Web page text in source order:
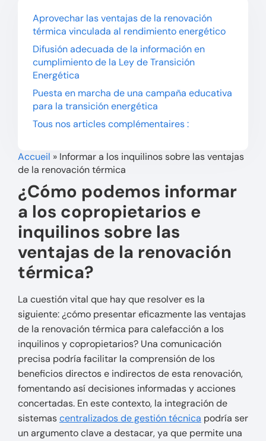
Accueil » Informar a los inquilinos sobre las ventajas
de la renovación térmica
¿Cómo podemos informar
a los copropietarios e
inquilinos sobre las
ventajas de la renovación
térmica?
La cuestión vital que hay que resolver es la
siguiente: ¿cómo presentar eficazmente las ventajas
de la renovación térmica para calefacción a los
inquilinos y copropietarios? Una comunicación
precisa podría facilitar la comprensión de los
beneficios directos e indirectos de esta renovación,
fomentando así decisiones informadas y acciones
concertadas. En este contexto, la integración de
sistemascentralizados de gestión técnica podría ser
un argumento clave a destacar, ya que permite una
Aprovechar las ventajas de la renovación
térmica vinculada al rendimiento energético
Difusión adecuada de la información en
cumplimiento de la Ley de Transición
Energética
Puesta en marcha de una campaña educativa
para la transición energética
Tous nos articles complémentaires :